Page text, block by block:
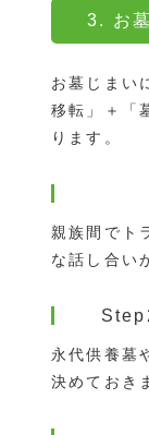
3. お
お墓じまい
移転」＋「
ります。
親族間でト
な話し合い
永代供養墓
決めておき